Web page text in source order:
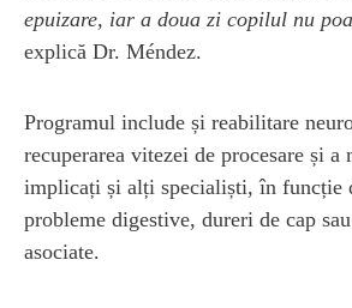
epuizare, iar a doua zi copilul nu
explică Dr. Méndez.
Programul include și reabilitare
recuperarea vitezei de procesare și a
implicați și alți specialiști, în funcție
probleme digestive, dureri de cap
asociate.